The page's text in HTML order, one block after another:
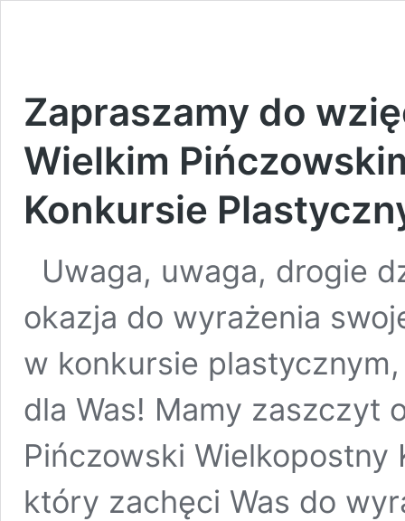
Zapraszamy do
Wielkim
Konkursie
Uwaga, uwaga, drogie
okazja do wyrażenia
w konkursie
dla Was! Mamy zaszczyt
Pińczowski Wielkopostny
który zachęci Was do